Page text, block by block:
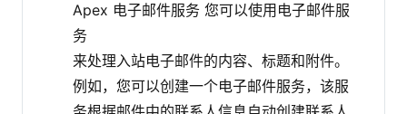
Apex 电子邮件服务 您可以使用电子邮件服
务
来处理入站电子邮件的内容、标题和附件。
例如，您可以创建一个电子邮件服务，该服